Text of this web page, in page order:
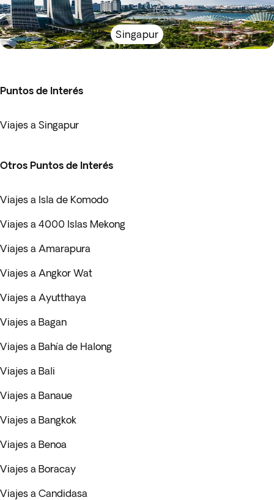
Singapur
Puntos de Interés
Viajes a Singapur
Otros Puntos de Interés
Viajes a Isla de Komodo
Viajes a 4000 Islas Mekong
Viajes a Amarapura
Viajes a Angkor Wat
Viajes a Ayutthaya
Viajes a Bagan
Viajes a Bahía de Halong
Viajes a Bali
Viajes a Banaue
Viajes a Bangkok
Viajes a Benoa
Viajes a Boracay
Viajes a Candidasa